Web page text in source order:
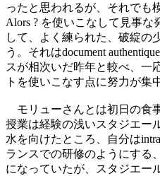
ったと思われるが、それでも
Alors ? を使いこなして見事
して、よく練られた、破綻の
う。それはdocument
スが相次いだ昨年と較べ、一
トを使いこなす点に努力が集
モリューさんとは初日の食
授業は経験の浅いスタジエー
水を向けたところ、自分は
ランスでの研修のようにする
になっていたが、スタジエー